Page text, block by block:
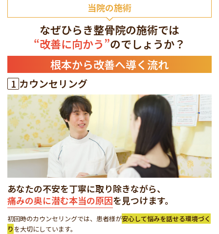
当院の施術
なぜひらき整骨院の施術では
“改善に向かう”のでしょうか？
根本から改善へ導く流れ
1 カウンセリング
あなたの不安を丁寧に取り除きながら、
痛みの奥に潜む本当の原因を見つけます。
初回時のカウンセリングでは、患者様が安心して悩みを話せる環境づく
りを大切にしています。